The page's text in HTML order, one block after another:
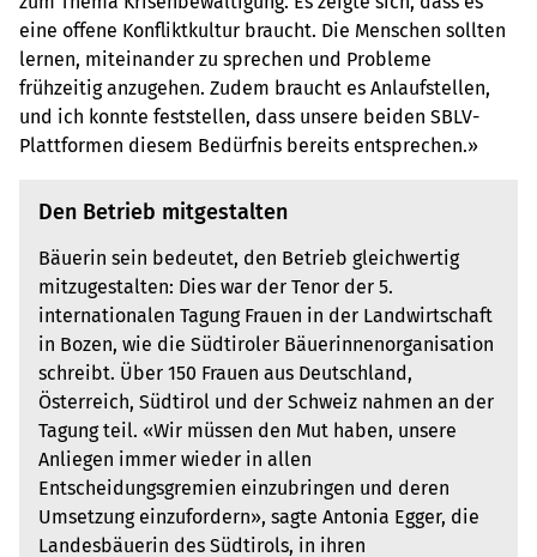
eine offene Konfliktkultur braucht. Die Menschen sollten
lernen, miteinander zu sprechen und Probleme
frühzeitig anzugehen. Zudem braucht es Anlaufstellen,
und ich konnte feststellen, dass unsere beiden SBLV-
Plattformen diesem Bedürfnis bereits entsprechen.»
Den Betrieb mitgestalten
Bäuerin sein bedeutet, den Betrieb gleichwertig
mitzugestalten: Dies war der Tenor der 5.
internationalen Tagung Frauen in der Landwirtschaft
in Bozen, wie die Südtiroler Bäuerinnenorganisation
schreibt. Über 150 Frauen aus Deutschland,
Österreich, Südtirol und der Schweiz nahmen an der
Tagung teil. «Wir müssen den Mut haben, unsere
Anliegen immer wieder in allen
Entscheidungsgremien einzubringen und deren
Umsetzung einzufordern», sagte Antonia Egger, die
Landesbäuerin des Südtirols, in ihren